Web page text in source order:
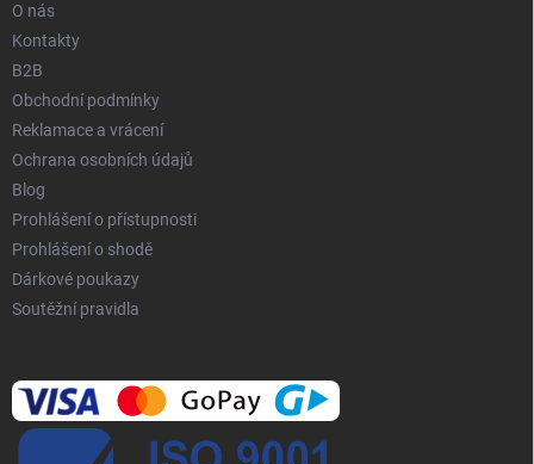
O nás
Kontakty
B2B
Obchodní podmínky
Reklamace a vrácení
Ochrana osobních údajů
Blog
Prohlášení o přístupnosti
Prohlášení o shodě
Dárkové poukazy
Soutěžní pravidla